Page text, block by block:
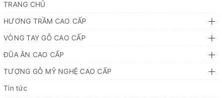
TRANG CHỦ
HƯƠNG TRẦM CAO CẤP
VÒNG TAY GỖ CAO CẤP
ĐŨA ĂN CAO CẤP
TƯỢNG GỖ MỸ NGHỆ CAO CẤP
Tin tức